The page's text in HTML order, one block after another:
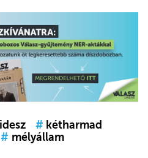
# kétharmad
# mélyállam